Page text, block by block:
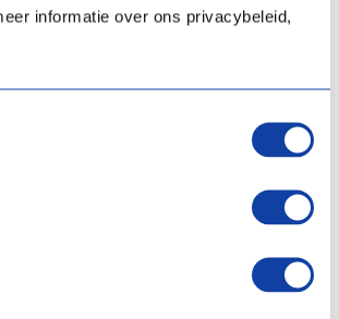
informatie over ons privacybeleid,
vervanger?